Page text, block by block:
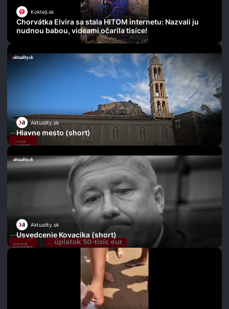
Koktejl.sk
Chorvátka Elvira sa stala HITOM internetu: Nazvali ju
nudnou babou, videami očarila tisíce!
Aktuality.sk
Hlavne mesto (short)
Aktuality.sk
Usvedcenie Kovacika (short)